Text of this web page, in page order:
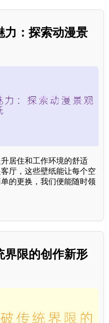
力：探索动漫景
居住和工作环境的舒适
厅，这些壁纸能让每个空
的更换，我们便能随时领
界限的创作新形